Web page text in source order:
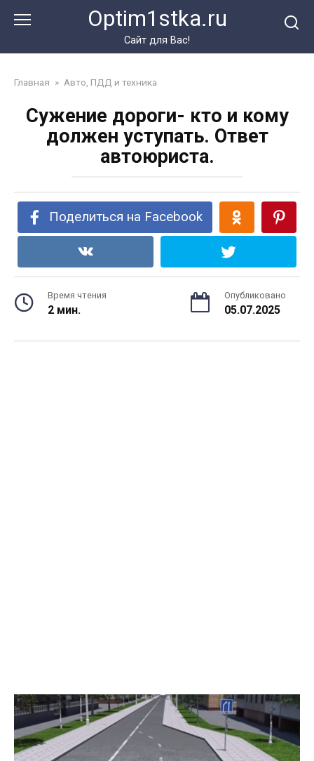
Optim1stka.ru
Сайт для Вас!
Главная » Авто, ПДД и техника
Сужение дороги- кто и кому
должен уступать. Ответ
автоюриста.
Поделиться на Facebook
Время чтения
2 мин.
Опубликовано
05.07.2025